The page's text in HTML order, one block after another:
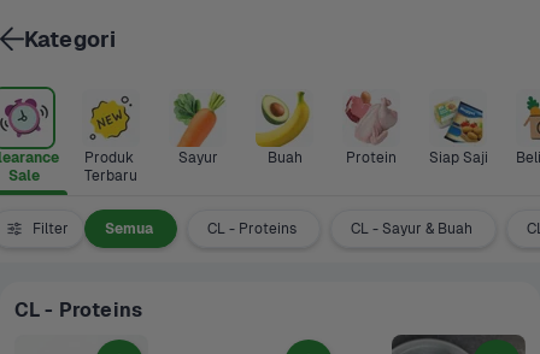
Sale
Produk
Terbaru
Sayur Buah Protein Siap Saji
Filter Semua CL - Proteins CL - Sayur & Buah
CL - Proteins
Kategori